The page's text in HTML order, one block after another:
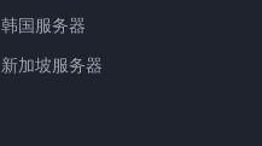
韩国服务器
新加坡服务器